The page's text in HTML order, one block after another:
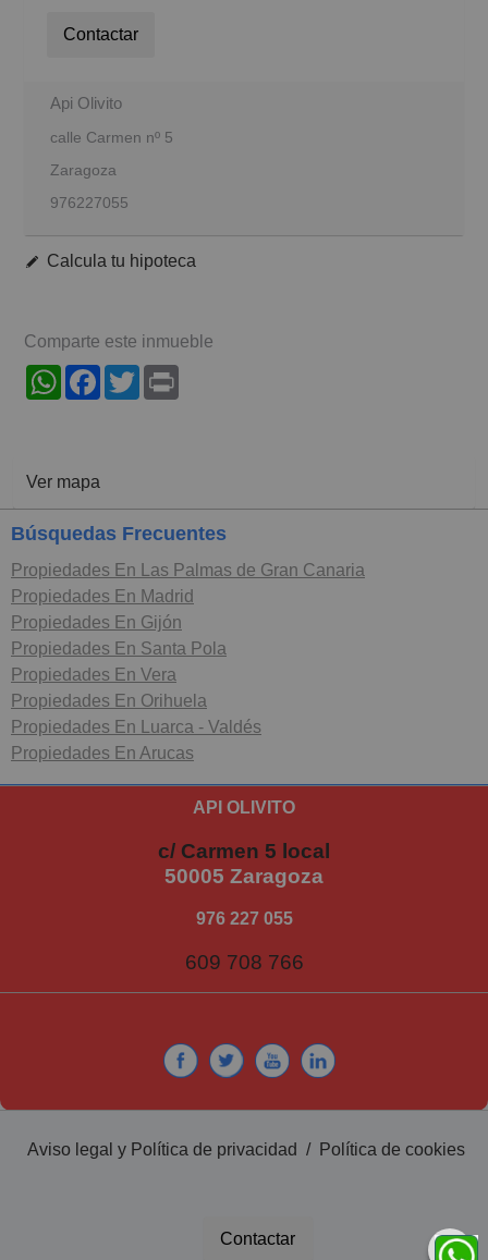
Contactar
Api Olivito
calle Carmen nº 5
Zaragoza
976227055
Contactar
Calcula tu hipoteca
Comparte este inmueble
WhatsAppFacebook
Twitter
Ver mapa
Búsquedas Frecuentes
Propiedades En Las Palmas de Gran Canaria
Propiedades En Madrid
Propiedades En Gijón
Propiedades En Santa Pola
Propiedades En Vera
Propiedades En Orihuela
Propiedades En Luarca - Valdés
Propiedades En Arucas
API OLIVITO
c/ Carmen 5 local
50005 Zaragoza
976 227 055
609 708 766
Aviso legal y Política de privacidad / Política de cookies